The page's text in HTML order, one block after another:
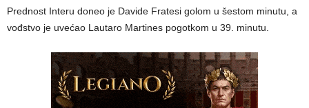
Prednost Interu doneo je Davide Fratesi golom u šestom minutu, a
vođstvo je uvećao Lautaro Martines pogotkom u 39. minutu.